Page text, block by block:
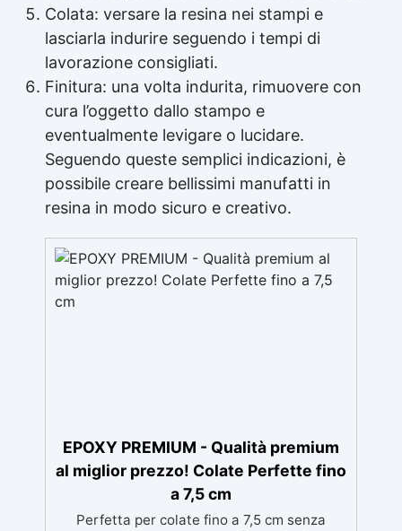
Colata: versare la resina nei stampi e
lasciarla indurire seguendo i tempi di
lavorazione consigliati.
Finitura: una volta indurita, rimuovere con
cura l’oggetto dallo stampo e
eventualmente levigare o lucidare.
Seguendo queste semplici indicazioni, è
possibile creare bellissimi manufatti in
resina in modo sicuro e creativo.
EPOXY PREMIUM - Qualità premium
al miglior prezzo! Colate Perfette fino
a 7,5 cm
Perfetta per colate fino a 7,5 cm senza